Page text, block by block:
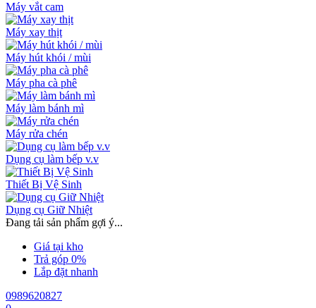
Máy vắt cam
Máy xay thịt
Máy hút khói / mùi
Máy pha cà phê
Máy làm bánh mì
Máy rửa chén
Dụng cụ làm bếp v.v
Thiết Bị Vệ Sinh
Dụng cụ Giữ Nhiệt
Đang tải sản phẩm gợi ý...
Giá tại kho
Trả góp 0%
Lắp đặt nhanh
0989620827